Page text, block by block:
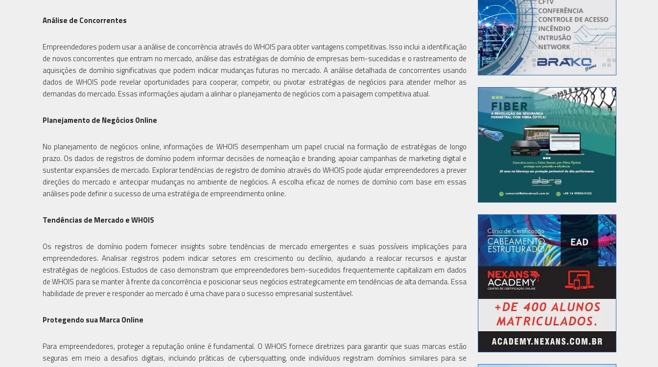
Análise de Concorrentes
Empreendedores podem usar a análise de concorrência através do WHOIS para obter vantagens competitivas. Isso inclui a identificação
de novos concorrentes que entram no mercado, análise das estratégias de domínio de empresas bem-sucedidas e o rastreamento de
aquisições de domínio significativas que podem indicar mudanças futuras no mercado. A análise detalhada de concorrentes usando
dados de WHOIS pode revelar oportunidades para cooperar, competir, ou pivotar estratégias de negócios para atender melhor as
demandas do mercado. Essas informações ajudam a alinhar o planejamento de negócios com a paisagem competitiva atual.
Planejamento de Negócios Online
No planejamento de negócios online, informações de WHOIS desempenham um papel crucial na formação de estratégias de longo
prazo. Os dados de registros de domínio podem informar decisões de nomeação e branding, apoiar campanhas de marketing digital e
sustentar expansões de mercado. Explorar tendências de registro de domínio através do WHOIS pode ajudar empreendedores a prever
direções do mercado e antecipar mudanças no ambiente de negócios. A escolha eficaz de nomes de domínio com base em essas
análises pode definir o sucesso de uma estratégia de empreendimento online.
Tendências de Mercado e WHOIS
Os registros de domínio podem fornecer insights sobre tendências de mercado emergentes e suas possíveis implicações para
empreendedores. Analisar registros podem indicar setores em crescimento ou declínio, ajudando a realocar recursos e ajustar
estratégias de negócios. Estudos de caso demonstram que empreendedores bem-sucedidos frequentemente capitalizam em dados
de WHOIS para se manter à frente da concorrência e posicionar seus negócios estrategicamente em tendências de alta demanda. Essa
habilidade de prever e responder ao mercado é uma chave para o sucesso empresarial sustentável.
Protegendo sua Marca Online
Para empreendedores, proteger a reputação online é fundamental. O WHOIS fornece diretrizes para garantir que suas marcas estão
seguras em meio a desafios digitais, incluindo práticas de cybersquatting, onde indivíduos registram domínios similares para se